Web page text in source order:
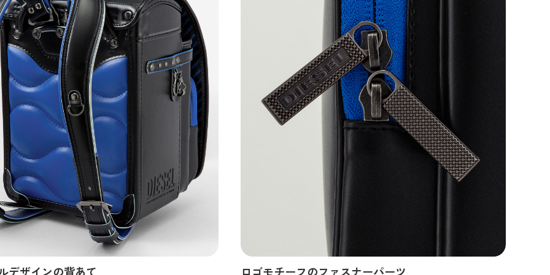
デザインの背あて ロゴモチーフのファスナーパーツ